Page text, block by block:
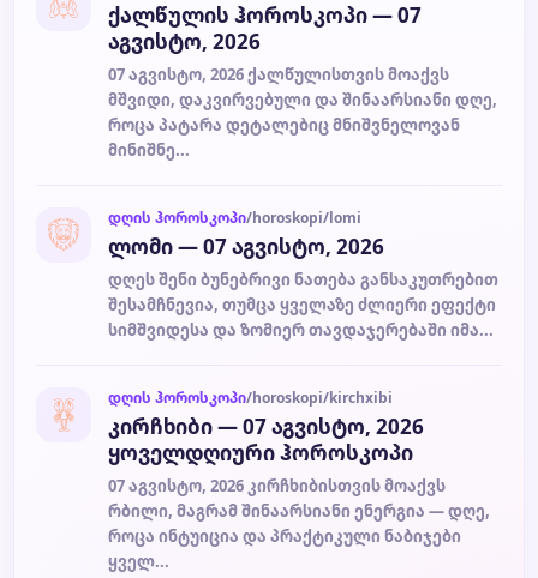
ქალწულის ჰოროსკოპი — 07
აგვისტო, 2026
07 აგვისტო, 2026 ქალწულისთვის მოაქვს
მშვიდი, დაკვირვებული და შინაარსიანი დღე,
როცა პატარა დეტალებიც მნიშვნელოვან
მინიშნე...
დღის ჰოროსკოპი/horoskopi/lomi
ლომი — 07 აგვისტო, 2026
დღეს შენი ბუნებრივი ნათება განსაკუთრებით
შესამჩნევია, თუმცა ყველაზე ძლიერი ეფექტი
სიმშვიდესა და ზომიერ თავდაჯერებაში იმა...
დღის ჰოროსკოპი/horoskopi/kirchxibi
კირჩხიბი — 07 აგვისტო, 2026
ყოველდღიური ჰოროსკოპი
07 აგვისტო, 2026 კირჩხიბისთვის მოაქვს
რბილი, მაგრამ შინაარსიანი ენერგია — დღე,
როცა ინტუიცია და პრაქტიკული ნაბიჯები
ყველ...